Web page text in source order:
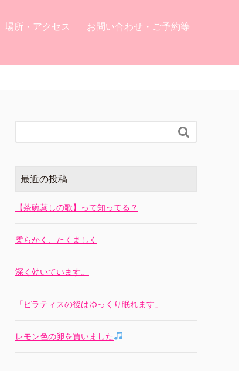
場所・アクセス お問い合わせ・ご予約等

最近の投稿
【茶碗蒸しの歌】って知ってる？
柔らかく、たくましく
深く効いています。
「ピラティスの後はゆっくり眠れます」
レモン色の卵を買いました